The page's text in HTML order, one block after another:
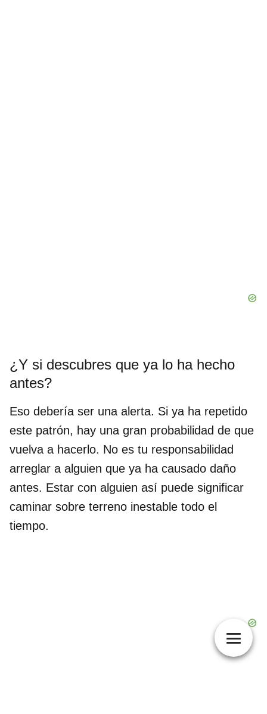
¿Y si descubres que ya lo ha hecho
antes?
Eso debería ser una alerta. Si ya ha repetido
este patrón, hay una gran probabilidad de que
vuelva a hacerlo. No es tu responsabilidad
arreglar a alguien que ya ha causado daño
antes. Estar con alguien así puede significar
caminar sobre terreno inestable todo el
tiempo.